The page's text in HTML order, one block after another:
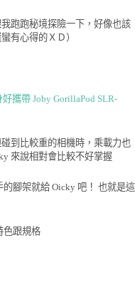
跑跑秘境探險一下，好像也該
有心得的ＸＤ）
攜帶 Joby GorillaPod SLR-
到比較重的相機時，乘載力也
來說相對會比較不好掌握
腳架就給 Oicky 吧！ 也就是這
色跟規格